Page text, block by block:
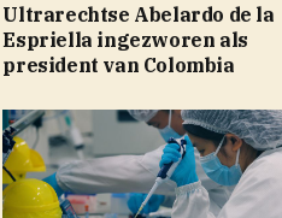
Ultrarechtse Abelardo de la
Espriella ingezworen als
president van Colombia